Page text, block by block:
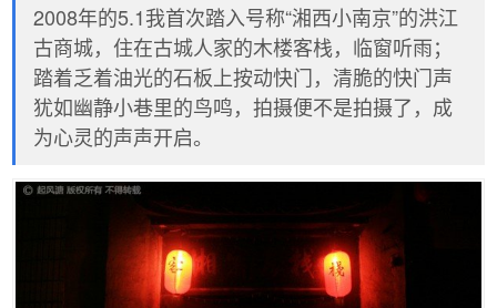
2008年的5.1我首次踏入号称“湘西小南京”的洪江
古商城，住在古城人家的木楼客栈，临窗听雨；
踏着乏着油光的石板上按动快门，清脆的快门声
犹如幽静小巷里的鸟鸣，拍摄便不是拍摄了，成
为心灵的声声开启。